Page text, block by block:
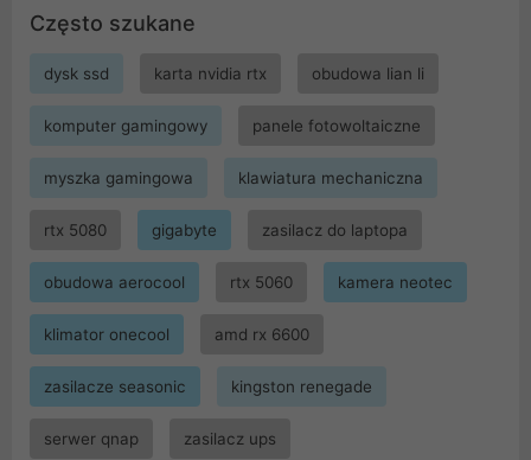
Często szukane
dysk ssd karta nvidia rtx obudowa lian li
komputer gamingowy panele fotowoltaiczne
myszka gamingowa klawiatura mechaniczna
rtx 5080 gigabyte zasilacz do laptopa
obudowa aerocool rtx 5060 kamera neotec
klimator onecool amd rx 6600
zasilacze seasonic kingston renegade
serwer qnap zasilacz ups